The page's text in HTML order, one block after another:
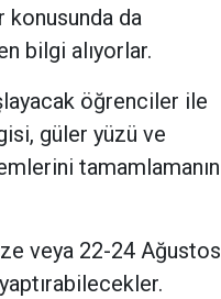
da
bilgi alıyorlar.
öğrenciler ile
güler yüzü ve
tamamlamanın
veya 22-24 Ağustos